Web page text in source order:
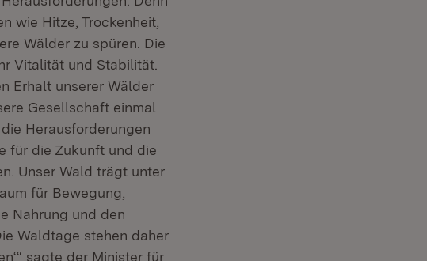
wie Hitze, Trockenheit,
Wälder zu spüren. Die
Vitalität und Stabilität.
Erhalt unserer Wälder
Gesellschaft einmal
Herausforderungen
für die Zukunft und die
Unser Wald trägt unter
für Bewegung,
Nahrung und den
Waldtage stehen daher
sagte der Minister für